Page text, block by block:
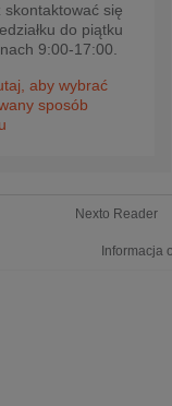
skontaktować się
do piątku
9:00-17:00.
aby wybrać
sposób
Nexto Reader
Informacja